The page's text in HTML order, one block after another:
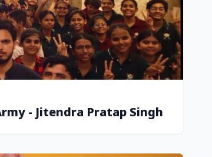
- Jitendra Pratap Singh